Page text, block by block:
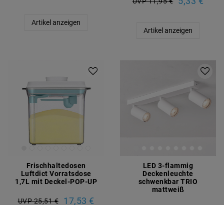
Artikel anzeigen
Artikel anzeigen
Frischhaltedosen
Luftdict Vorratsdose
1,7L mit Deckel-POP-UP
UVP 25,51 € 17,53 €
LED 3-flammig
Deckenleuchte
schwenkbar TRIO
mattweiß